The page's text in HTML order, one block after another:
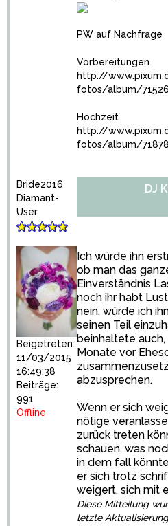
PW auf Nachfrage
Vorbereitungen
http://
fotos/album/
Hochzeit
http://
fotos/album/
Bride2016
Diamant-
User
Beigetreten:
11/03/2015
16:49:38
Beiträge:
991
Offline
DJ
Ich würde ihn
ob man das
Einverständnis
noch ihr habt
nein, würde ich
seinen Teil
beinhaltete
Monate vor
abzusprechen.
Wenn er sich
nötige
zurück treten
schauen, was
in dem fall
er sich trotz
weigert, sich mit
Diese Mitteilung
letzte